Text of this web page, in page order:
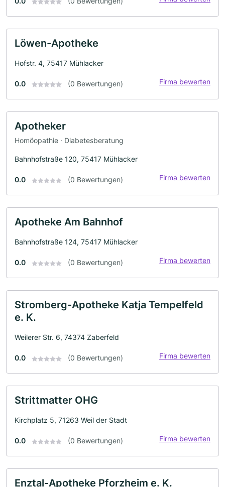
Löwen-Apotheke
Hofstr. 4, 75417 Mühlacker
0.0 (0 Bewertungen) Firma bewerten
Apotheker
Homöopathie · Diabetesberatung
Bahnhofstraße 120, 75417 Mühlacker
0.0 (0 Bewertungen) Firma bewerten
Apotheke Am Bahnhof
Bahnhofstraße 124, 75417 Mühlacker
0.0 (0 Bewertungen) Firma bewerten
Stromberg-Apotheke Katja Tempelfeld
e. K.
Weilerer Str. 6, 74374 Zaberfeld
0.0 (0 Bewertungen) Firma bewerten
Strittmatter OHG
Kirchplatz 5, 71263 Weil der Stadt
0.0 (0 Bewertungen) Firma bewerten
Enztal-Apotheke Pforzheim e. K.